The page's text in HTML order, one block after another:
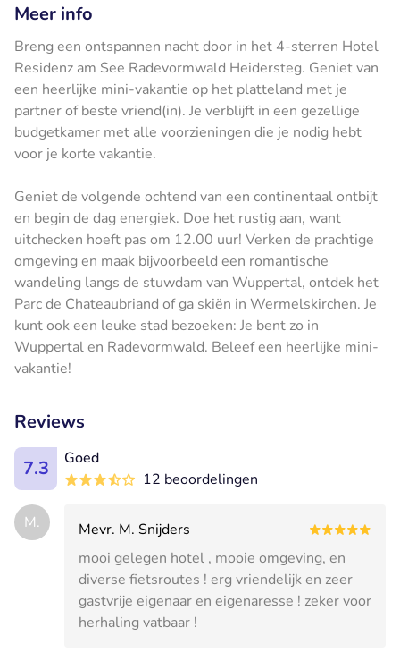
Meer info
Breng een ontspannen nacht door in het 4-sterren Hotel
Residenz am See Radevormwald Heidersteg. Geniet van
een heerlijke mini-vakantie op het platteland met je
partner of beste vriend(in). Je verblijft in een gezellige
budgetkamer met alle voorzieningen die je nodig hebt
voor je korte vakantie.
Geniet de volgende ochtend van een continentaal ontbijt
en begin de dag energiek. Doe het rustig aan, want
uitchecken hoeft pas om 12.00 uur! Verken de prachtige
omgeving en maak bijvoorbeeld een romantische
wandeling langs de stuwdam van Wuppertal, ontdek het
Parc de Chateaubriand of ga skiën in Wermelskirchen. Je
kunt ook een leuke stad bezoeken: Je bent zo in
Wuppertal en Radevormwald. Beleef een heerlijke mini-
vakantie!
Reviews
7.3
Goed
12 beoordelingen
M.
Mevr. M. Snijders
mooi gelegen hotel , mooie omgeving, en
diverse fietsroutes ! erg vriendelijk en zeer
gastvrije eigenaar en eigenaresse ! zeker voor
herhaling vatbaar !